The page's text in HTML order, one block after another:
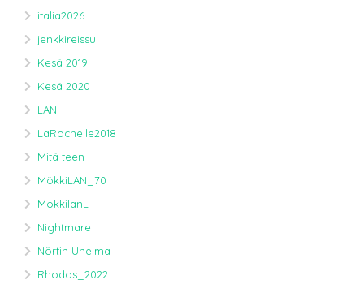
italia2026
jenkkireissu
Kesä 2019
Kesä 2020
LAN
LaRochelle2018
Mitä teen
MökkiLAN_70
MokkilanL
Nightmare
Nörtin Unelma
Rhodos_2022